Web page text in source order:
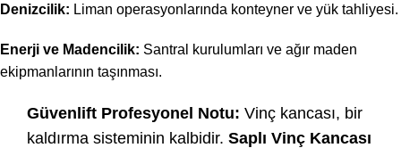
Denizcilik: Liman operasyonlarında konteyner ve yük tahliyesi.
Enerji ve Madencilik: Santral kurulumları ve ağır maden
ekipmanlarının taşınması.
Güvenlift Profesyonel Notu: Vinç kancası, bir
kaldırma sisteminin kalbidir. Saplı Vinç Kancası